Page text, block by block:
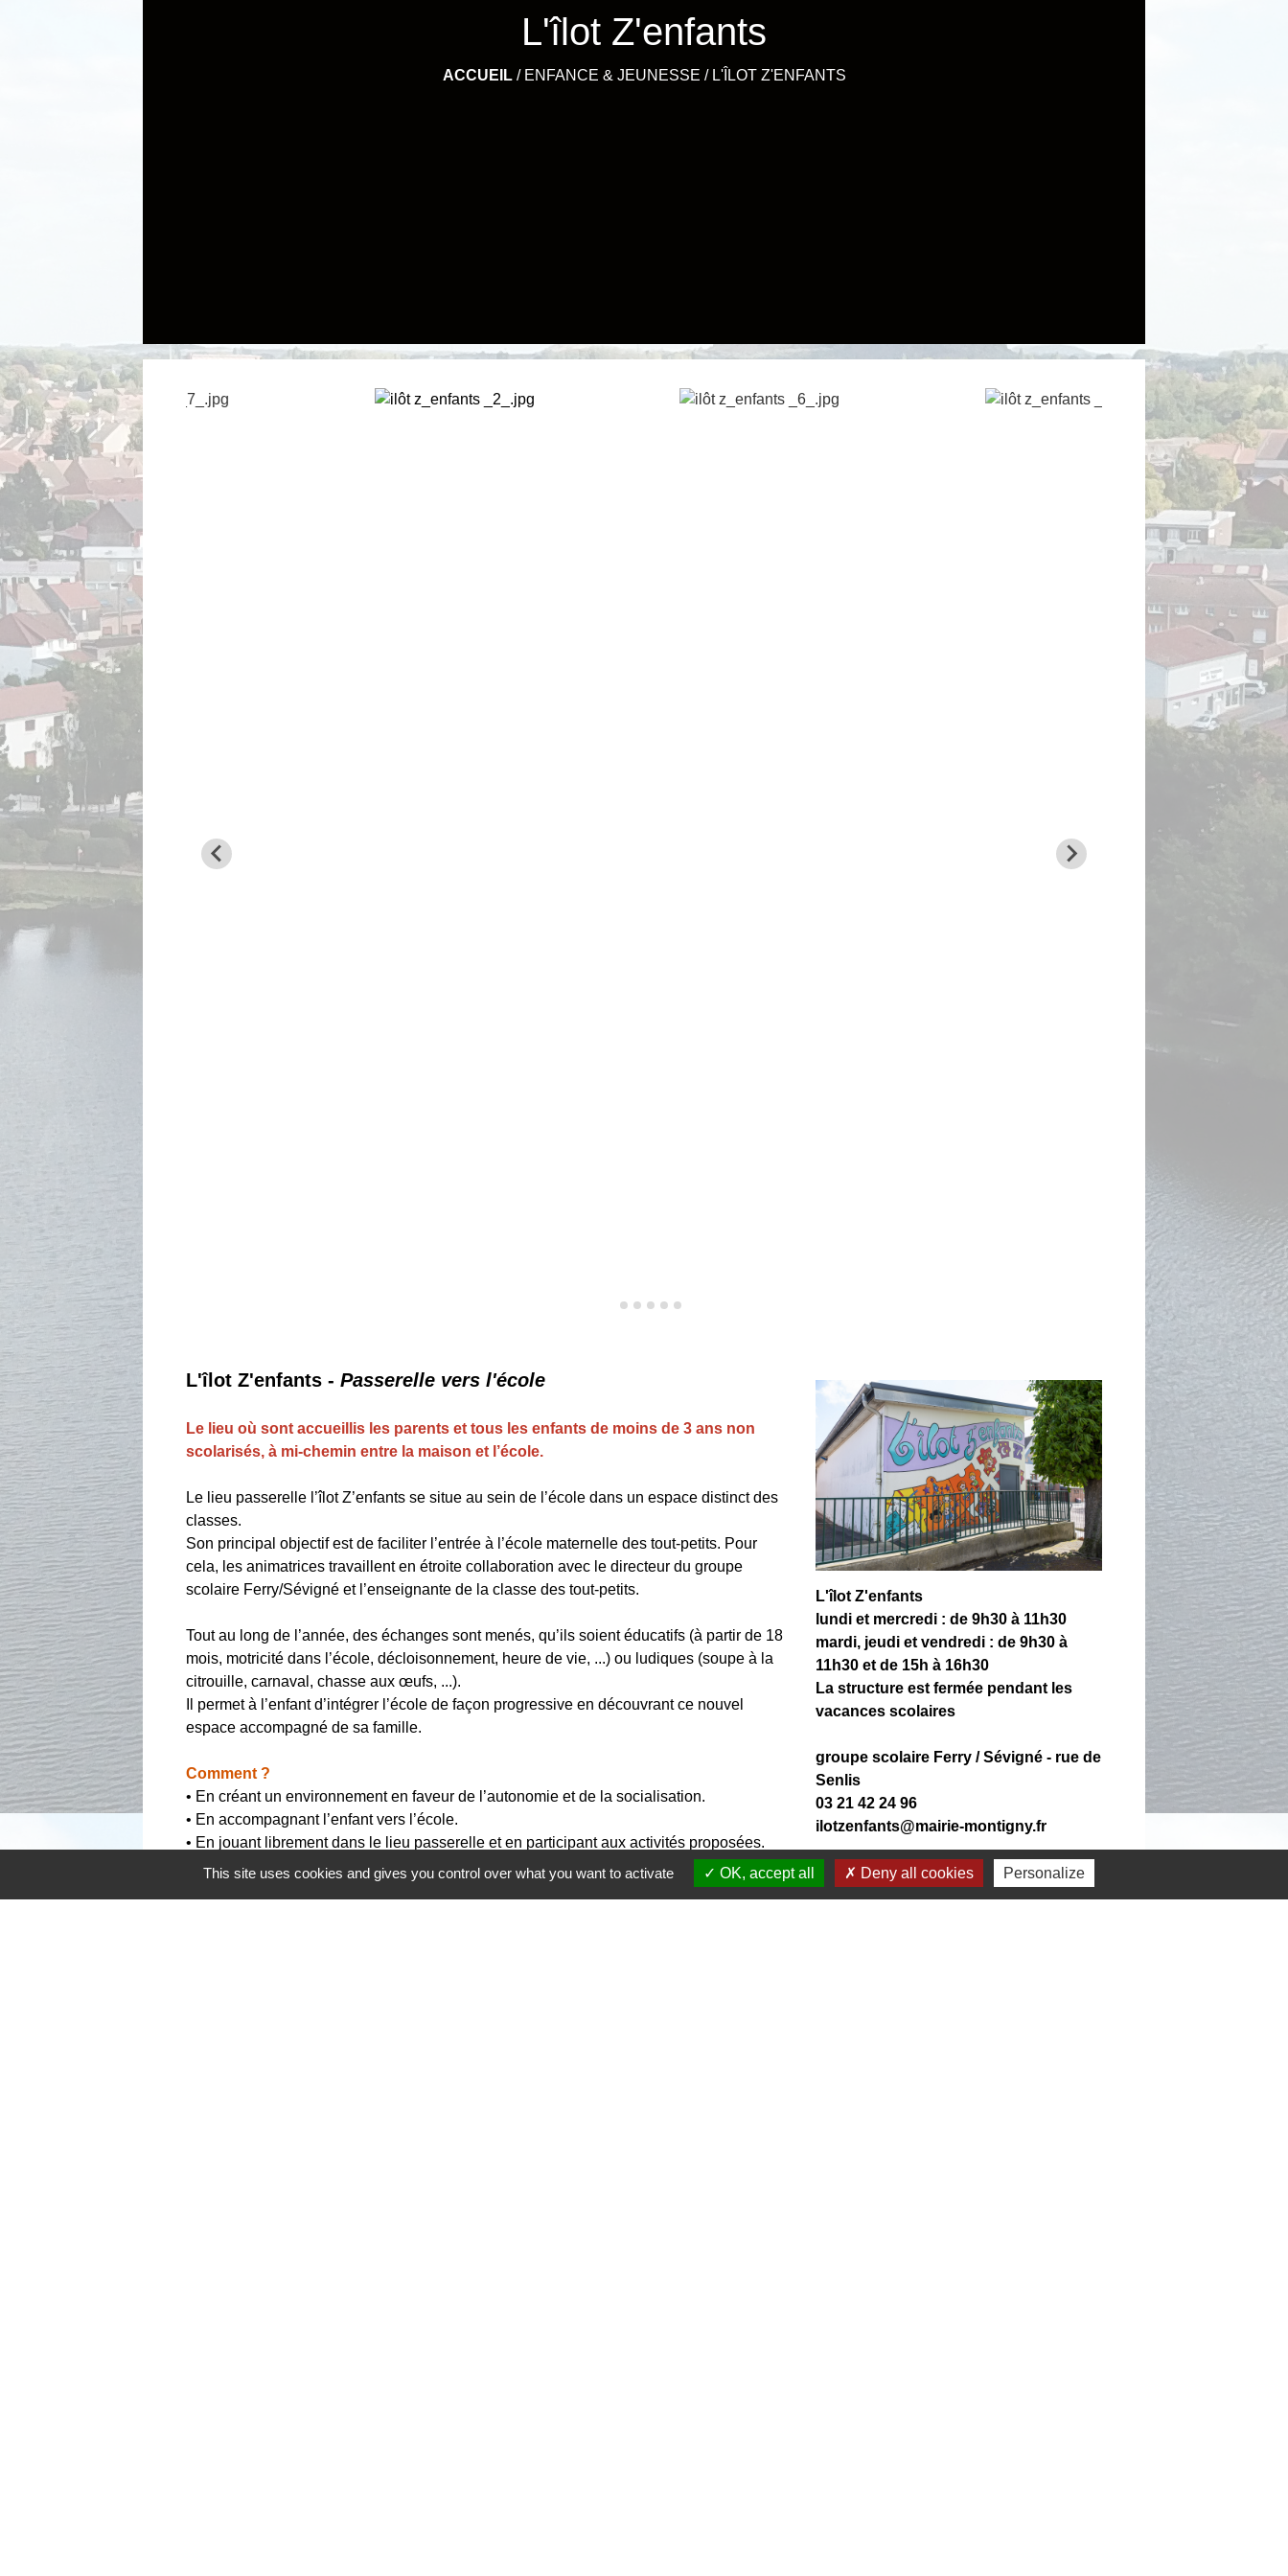
L'îlot Z'enfants
ACCUEIL/ ENFANCE & JEUNESSE / L'ÎLOT Z'ENFANTS
L'îlot Z'enfants -Passerelle vers l'école
Le lieu où sont accueillis les parents et tous les enfants de moins de 3 ans non
scolarisés, à mi-chemin entre la maison et l’école.
Le lieu passerelle l’îlot Z’enfants se situe au sein de l’école dans un espace distinct des
classes.
Son principal objectif est de faciliter l’entrée à l’école maternelle des tout-petits. Pour
cela, les animatrices travaillent en étroite collaboration avec le directeur du groupe
scolaire Ferry/Sévigné et l’enseignante de la classe des tout-petits.
Tout au long de l’année, des échanges sont menés, qu’ils soient éducatifs (à partir de 18
mois, motricité dans l’école, décloisonnement, heure de vie, ...) ou ludiques (soupe à la
citrouille, carnaval, chasse aux œufs, ...).
Il permet à l’enfant d’intégrer l’école de façon progressive en découvrant ce nouvel
espace accompagné de sa famille.
Comment ?
• En créant un environnement en faveur de l’autonomie et de la socialisation.
• En accompagnant l’enfant vers l’école.
• En jouant librement dans le lieu passerelle et en participant aux activités proposées.
• En apprenant progressivement les codes de l’école : évoluer avec les autres enfants,
L'îlot Z'enfants
lundi et mercredi : de 9h30 à 11h30
mardi, jeudi et vendredi : de 9h30 à
11h30 et de 15h à 16h30
La structure est fermée pendant les
vacances scolaires
groupe scolaire Ferry / Sévigné - rue de
Senlis
03 21 42 24 96
ilotzenfants@mairie-montigny.fr
This site uses cookies and gives you control over what you want to activate OK, accept all Deny all cookies Personalize